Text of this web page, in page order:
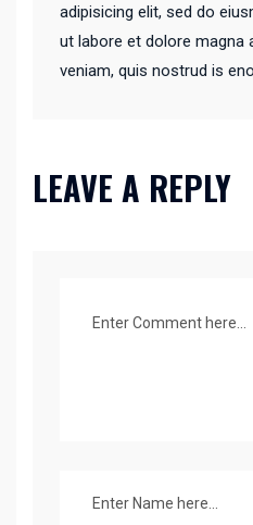
adipisicing elit, sed do
ut labore et dolore magna
veniam, quis nostrud is
LEAVE A REPLY